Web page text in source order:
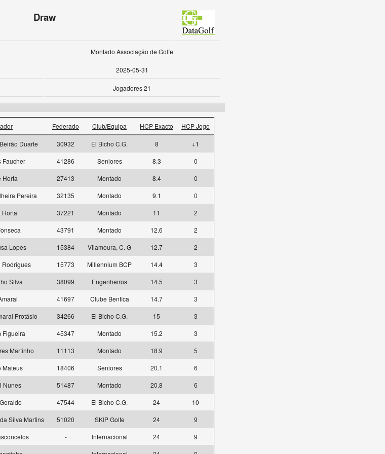
Draw
Montado Associação de Golfe
2025-05-31
Jogadores 21
Federado Club/Equipa HCP Exacto HCP Jogo
Duarte 30932 El Bicho C.G. 8
+1
Faucher 41286 Seniores 8.3
0
Horta 27413 Montado 8.4
0
Pereira 32135 Montado 9.1
0
Horta 37221 Montado 11
2
43791 Montado 12.6
2
Lopes 15384 Vilamoura, C. G 12.7
2
Rodrigues 15773 Millennium BCP 14.4
3
Silva 38099 Engenheiros 14.5
3
41697 Clube Benfica 14.7
3
Protásio 34266 El Bicho C.G. 15
3
Figueira 45347 Montado 15.2
3
Martinho 11113 Montado 18.9
5
Mateus 18406 Seniores 20.1
6
Nunes 51487 Montado 20.8
6
47544 El Bicho C.G. 24
10
Silva Martins 51020 SKIP Golfe 24
9
- Internacional 24
9